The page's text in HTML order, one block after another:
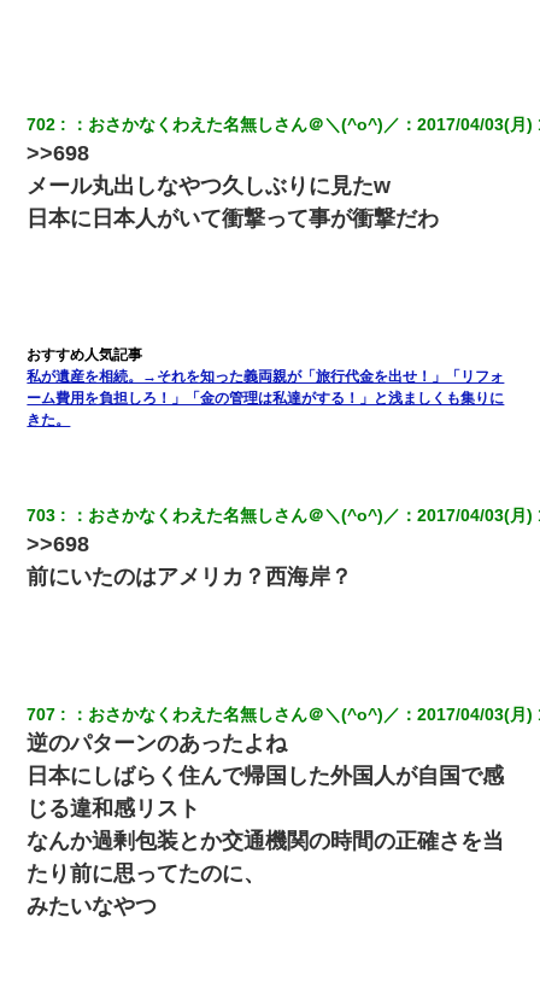
ナンパにほいほい付いていった私、地獄に落ちる
俺「初対面でなに言ったか覚えてる？」嫁「臭いんだよ！キモオ
タ？だっけ？」俺「だいたい合ってる。で、なんで告白してきた
の？」→
何年か前に妹は離婚している。当時生まれた姪が義弟の子じゃな
かったため妹有責での離婚になり…
【報告者がキチ】嫁「妊娠した」俺『それじゃあ皆に祝ってもら
おう』友人達を家に連れ帰ってホームパーティー→俺『皆に祝え
てもらえて良かったな！』→
昨日37歳のおばさんと行為したんだけどめちゃくちゃだった
隣の部屋の住民の母親、オートロックを突破してマンションに入
り込んできたみたいで、ずっとドアの前で喚いてて滅茶苦茶うる
さかった。
書店「息子さんが万引きしました」私「はっ？(息子目の前にいる
し…)うちの子ではないので迎えに行きません」→息子を名乗って
702 ： おさかなくわえた名無しさん＠＼(^o^)／ ：2017/04/03(月)
>>698
メール丸出しなやつ久しぶりに見たw
日本に日本人がいて衝撃って事が衝撃だわ
私が遺産を相続。→それを知った義両親が「旅行代金を出せ！」「リフォ
ーム費用を負担しろ！」「金の管理は私達がする！」と浅ましくも集りに
きた。
703 ： おさかなくわえた名無しさん＠＼(^o^)／ ：2017/04/03(月)
>>698
前にいたのはアメリカ？西海岸？
707 ： おさかなくわえた名無しさん＠＼(^o^)／ ：2017/04/03(月)
逆のパターンのあったよね
日本にしばらく住んで帰国した外国人が自国で感
じる違和感リスト
なんか過剰包装とか交通機関の時間の正確さを当
たり前に思ってたのに、
みたいなやつ